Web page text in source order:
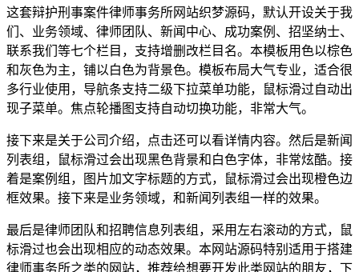
这套辩护刑事案件律师事务所网站织梦源码，默认开设关于我
们、业务领域、律师团队、新闻中心、成功案例、招坚纳士、
联系我们等七个栏目，支持增删改栏目名。本模板用色以棕色
和灰色为主，铺以白色为背景色。模板布局大气专业，适合很
多行业使用，导航条支持二级下拉菜单功能，鼠标滑过自动出
现子菜单。焦点轮播图支持自动切换功能，非常大气。
接下来是关于公司介绍，点击还可以看详情内容。然后是新闻
列表组，鼠标滑过会出现黑色背景和白色字体，非常炫酷。接
着是案例组，图片加文字标题的方式，鼠标滑过会出现橙色边
框效果。接下来是业务领域，和新闻列表组一样的效果。
最后是律师团队和招聘信息列表组，采用左右滚动的方式，鼠
标滑过也会出现相应的动态效果。本网站源码特别适用于搭建
律师事务所之类的网站，推荐给想要开发此类网站的朋友，下